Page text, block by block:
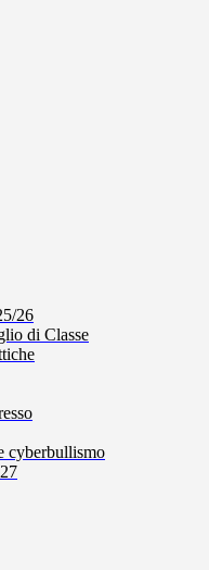
26
di Classe
cyberbullismo